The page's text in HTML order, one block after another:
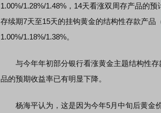
1.00%/1.28%/1.48%，14天看涨双周存产品的预
存续期7天至15天的挂钩黄金的结构性存款产品
1.00%/1.18%/1.38%。
与今年年初部分银行看涨黄金主题结构性存
品的预期收益率已有明显下降。
杨海平认为，这是因为今年5月中旬后黄金
债券知识通识：从基础认知到特色